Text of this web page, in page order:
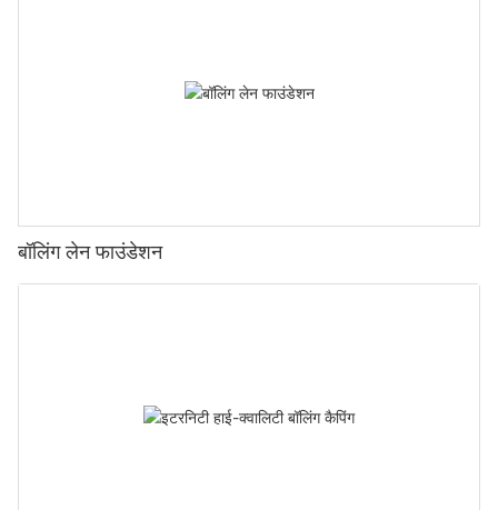
बॉलिंग लेन फाउंडेशन